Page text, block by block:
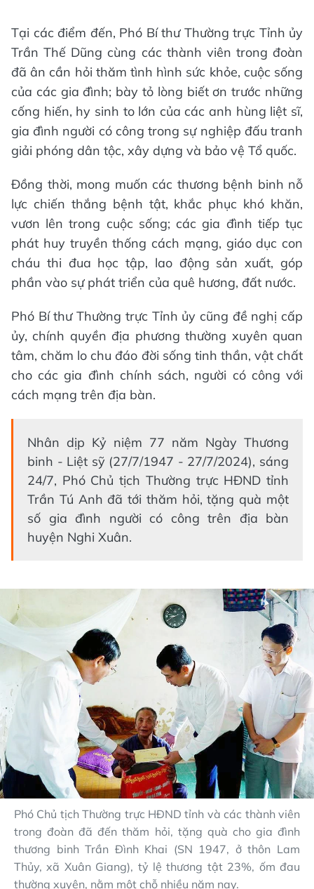
Tại các điểm đến, Phó Bí thư Thường trực Tỉnh ủy
Trần Thế Dũng cùng các thành viên trong đoàn
đã ân cần hỏi thăm tình hình sức khỏe, cuộc sống
của các gia đình; bày tỏ lòng biết ơn trước những
cống hiến, hy sinh to lớn của các anh hùng liệt sĩ,
gia đình người có công trong sự nghiệp đấu tranh
giải phóng dân tộc, xây dựng và bảo vệ Tổ quốc.
Đồng thời, mong muốn các thương bệnh binh nỗ
lực chiến thắng bệnh tật, khắc phục khó khăn,
vươn lên trong cuộc sống; các gia đình tiếp tục
phát huy truyền thống cách mạng, giáo dục con
cháu thi đua học tập, lao động sản xuất, góp
phần vào sự phát triển của quê hương, đất nước.
Phó Bí thư Thường trực Tỉnh ủy cũng đề nghị cấp
ủy, chính quyền địa phương thường xuyên quan
tâm, chăm lo chu đáo đời sống tinh thần, vật chất
cho các gia đình chính sách, người có công với
cách mạng trên địa bàn.
Nhân dịp Kỷ niệm 77 năm Ngày Thương
binh - Liệt sỹ (27/7/1947 - 27/7/2024), sáng
24/7, Phó Chủ tịch Thường trực HĐND tỉnh
Trần Tú Anh đã tới thăm hỏi, tặng quà một
số gia đình người có công trên địa bàn
huyện Nghi Xuân.
Phó Chủ tịch Thường trực HĐND tỉnh và các thành viên
trong đoàn đã đến thăm hỏi, tặng quà cho gia đình
thương binh Trần Đình Khai (SN 1947, ở thôn Lam
Thủy, xã Xuân Giang), tỷ lệ thương tật 23%, ốm đau
thường xuyên, nằm một chỗ nhiều năm nay.